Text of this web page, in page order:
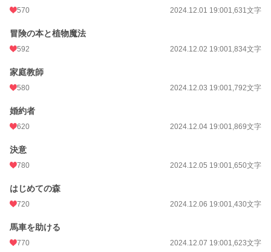
累計ポイント
570 2024.12.01 19:001,631文字
冒険の本と植物魔法
592 2024.12.02 19:001,834文字
家庭教師
580 2024.12.03 19:001,792文字
婚約者
620 2024.12.04 19:001,869文字
決意
780 2024.12.05 19:001,650文字
はじめての森
720 2024.12.06 19:001,430文字
馬車を助ける
770 2024.12.07 19:001,623文字